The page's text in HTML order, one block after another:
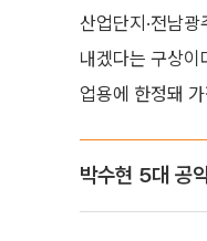
산업단지·전남
내겠다는 구상
업용에 한정돼
박수현 5대 공